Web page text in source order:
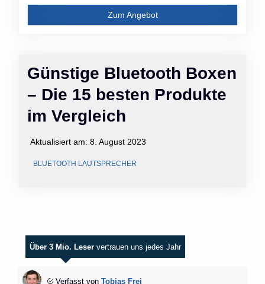
Günstige Bluetooth Boxen
– Die 15 besten Produkte
im Vergleich
Aktualisiert am: 8. August 2023
BLUETOOTH LAUTSPRECHER
Zum Angebot
Über 3 Mio. Leser vertrauen uns jedes Jahr
Verfasst von Tobias Frei